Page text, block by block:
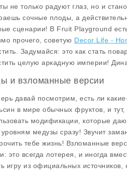
не только радуют глаз, но и
сочные плоды, а
сценарии! В Fruit Playground
прочего, советую Decor Life -
Задумайся: это как стать
целую аркадную империи!
и взломанные версии
давай посмотрим, есть ли
в мире обычных фруктов, и
модификации, которые
медузы сразу! Звучит
тебе жизнь! Взломанные
это всегда лотерея, и иногда
игру из официальных источников,